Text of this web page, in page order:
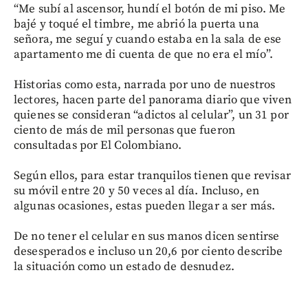
“Me subí al ascensor, hundí el botón de mi piso. Me
bajé y toqué el timbre, me abrió la puerta una
señora, me seguí y cuando estaba en la sala de ese
apartamento me di cuenta de que no era el mío”.
Historias como esta, narrada por uno de nuestros
lectores, hacen parte del panorama diario que viven
quienes se consideran “adictos al celular”, un 31 por
ciento de más de mil personas que fueron
consultadas por El Colombiano.
Según ellos, para estar tranquilos tienen que revisar
su móvil entre 20 y 50 veces al día. Incluso, en
algunas ocasiones, estas pueden llegar a ser más.
De no tener el celular en sus manos dicen sentirse
desesperados e incluso un 20,6 por ciento describe
la situación como un estado de desnudez.